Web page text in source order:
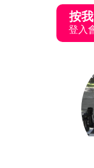
按
登入